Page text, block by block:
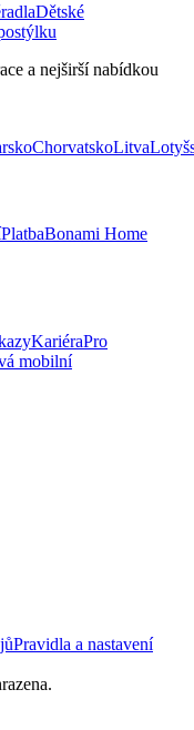
Dětské
a nejširší nabídkou
ChorvatskoLitva
PlatbaBonami Home
KariéraPro
mobilní
Pravidla a nastavení